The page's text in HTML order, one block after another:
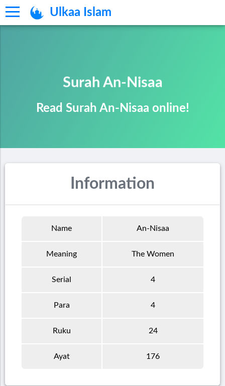
Ulkaa Islam
Surah An-Nisaa
Read Surah An-Nisaa online!
Information
Name An-Nisaa
Meaning The Women
Serial 4
Para 4
Ruku 24
Ayat 176